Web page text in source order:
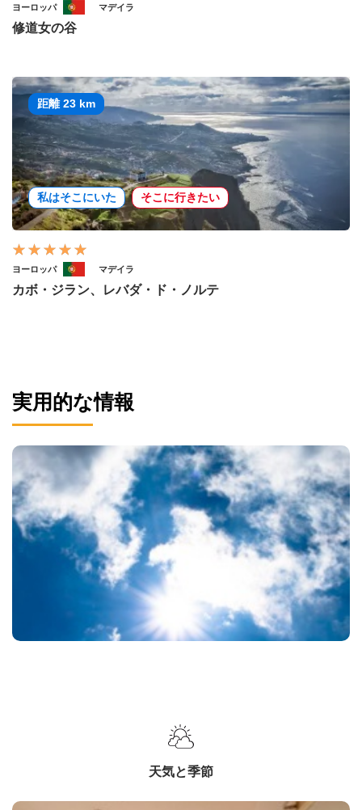
ヨーロッパ マデイラ
修道女の谷
距離 23 km
私はそこにいた そこに行きたい
ヨーロッパ マデイラ
カボ・ジラン、レバダ・ド・ノルテ
実用的な情報
天気と季節